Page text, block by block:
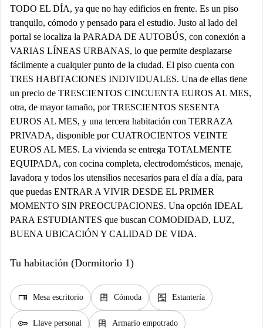
TODO EL DÍA, ya que no hay edificios en frente. Es un piso
tranquilo, cómodo y pensado para el estudio. Justo al lado del
portal se localiza la PARADA DE AUTOBÚS, con conexión a
VARIAS LÍNEAS URBANAS, lo que permite desplazarse
fácilmente a cualquier punto de la ciudad. El piso cuenta con
TRES HABITACIONES INDIVIDUALES. Una de ellas tiene
un precio de TRESCIENTOS CINCUENTA EUROS AL MES,
otra, de mayor tamaño, por TRESCIENTOS SESENTA
EUROS AL MES, y una tercera habitación con TERRAZA
PRIVADA, disponible por CUATROCIENTOS VEINTE
EUROS AL MES. La vivienda se entrega TOTALMENTE
EQUIPADA, con cocina completa, electrodomésticos, menaje,
lavadora y todos los utensilios necesarios para el día a día, para
que puedas ENTRAR A VIVIR DESDE EL PRIMER
MOMENTO SIN PREOCUPACIONES. Una opción IDEAL
PARA ESTUDIANTES que buscan COMODIDAD, LUZ,
BUENA UBICACIÓN Y CALIDAD DE VIDA.
Tu habitación (Dormitorio 1)
desk Mesa escritorio dresser Cómoda shelves Estantería
key Llave personal dresser Armario empotrado